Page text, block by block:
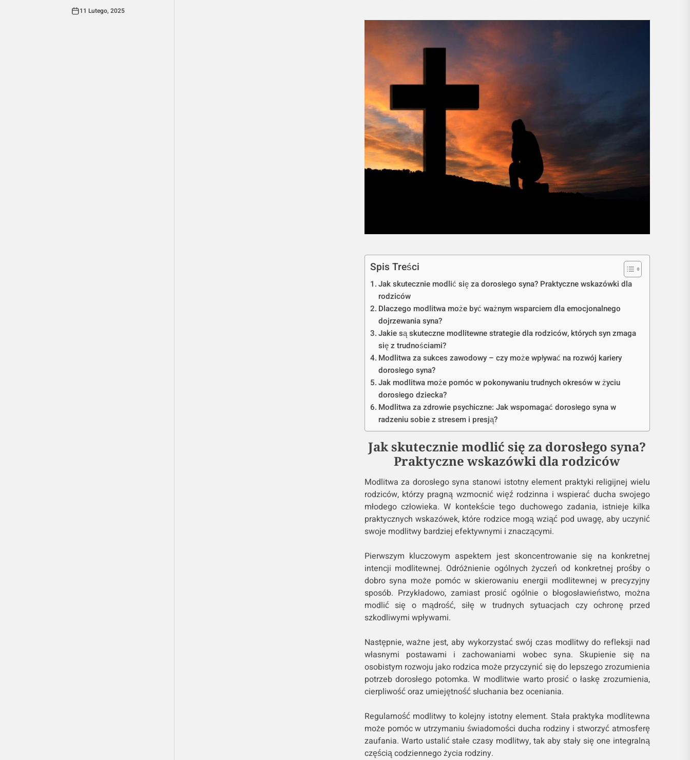
11 Lutego, 2025
Spis Treści
Jak skutecznie modlić się za dorosłego syna? Praktyczne wskazówki dla
rodziców
Dlaczego modlitwa może być ważnym wsparciem dla emocjonalnego
dojrzewania syna?
Jakie są skuteczne modlitewne strategie dla rodziców, których syn zmaga
się z trudnościami?
Modlitwa za sukces zawodowy – czy może wpływać na rozwój kariery
dorosłego syna?
Jak modlitwa może pomóc w pokonywaniu trudnych okresów w życiu
dorosłego dziecka?
Modlitwa za zdrowie psychiczne: Jak wspomagać dorosłego syna w
radzeniu sobie z stresem i presją?
Jak skutecznie modlić się za dorosłego syna?
Praktyczne wskazówki dla rodziców
Modlitwa za dorosłego syna stanowi istotny element praktyki religijnej wielu
rodziców, którzy pragną wzmocnić więź rodzinna i wspierać ducha swojego
młodego człowieka. W kontekście tego duchowego zadania, istnieje kilka
praktycznych wskazówek, które rodzice mogą wziąć pod uwagę, aby uczynić
swoje modlitwy bardziej efektywnymi i znaczącymi.
Pierwszym kluczowym aspektem jest skoncentrowanie się na konkretnej
intencji modlitewnej. Odróżnienie ogólnych życzeń od konkretnej prośby o
dobro syna może pomóc w skierowaniu energii modlitewnej w precyzyjny
sposób. Przykładowo, zamiast prosić ogólnie o błogosławieństwo, można
modlić się o mądrość, siłę w trudnych sytuacjach czy ochronę przed
szkodliwymi wpływami.
Następnie, ważne jest, aby wykorzystać swój czas modlitwy do refleksji nad
własnymi postawami i zachowaniami wobec syna. Skupienie się na
osobistym rozwoju jako rodzica może przyczynić się do lepszego zrozumienia
potrzeb dorosłego potomka. W modlitwie warto prosić o łaskę zrozumienia,
cierpliwość oraz umiejętność słuchania bez oceniania.
Regularność modlitwy to kolejny istotny element. Stała praktyka modlitewna
może pomóc w utrzymaniu świadomości ducha rodziny i stworzyć atmosferę
zaufania. Warto ustalić stałe czasy modlitwy, tak aby stały się one integralną
częścią codziennego życia rodziny.